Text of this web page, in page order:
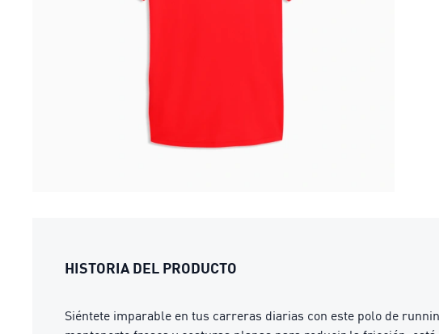
HISTORIA DEL PRODUCTO
Siéntete imparable en tus carreras diarias con este polo de